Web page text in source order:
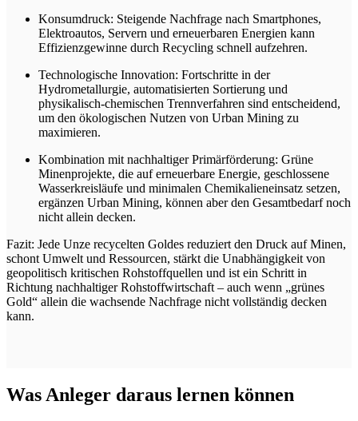
Konsumdruck: Steigende Nachfrage nach Smartphones,
Elektroautos, Servern und erneuerbaren Energien kann
Effizienzgewinne durch Recycling schnell aufzehren.
Technologische Innovation: Fortschritte in der
Hydrometallurgie, automatisierten Sortierung und
physikalisch-chemischen Trennverfahren sind entscheidend,
um den ökologischen Nutzen von Urban Mining zu
maximieren.
Kombination mit nachhaltiger Primärförderung: Grüne
Minenprojekte, die auf erneuerbare Energie, geschlossene
Wasserkreisläufe und minimalen Chemikalieneinsatz setzen,
ergänzen Urban Mining, können aber den Gesamtbedarf noch
nicht allein decken.
Fazit: Jede Unze recycelten Goldes reduziert den Druck auf Minen,
schont Umwelt und Ressourcen, stärkt die Unabhängigkeit von
geopolitisch kritischen Rohstoffquellen und ist ein Schritt in
Richtung nachhaltiger Rohstoffwirtschaft – auch wenn „grünes
Gold“ allein die wachsende Nachfrage nicht vollständig decken
kann.
Was Anleger daraus lernen können